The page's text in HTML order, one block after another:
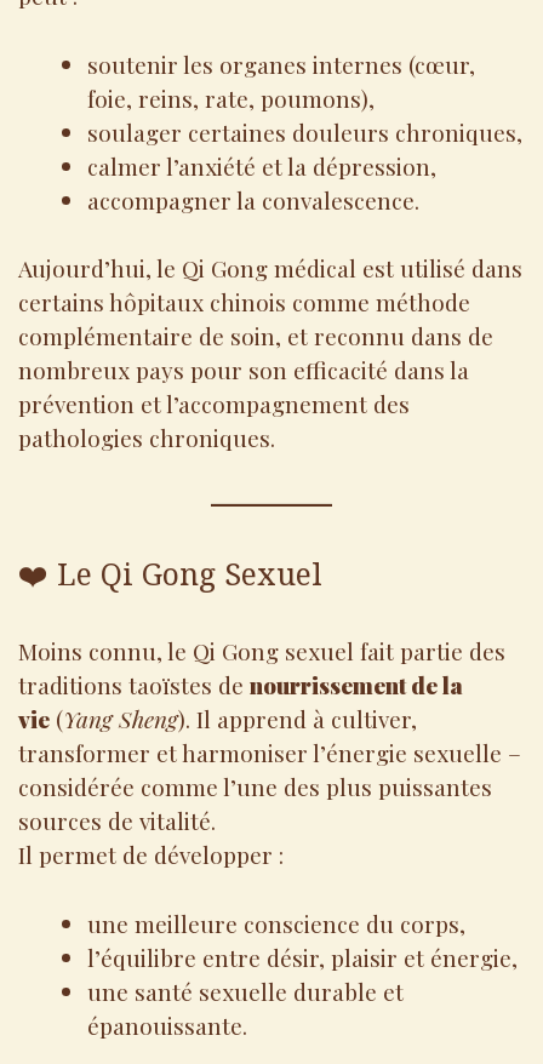
soutenir les organes internes (cœur,
foie, reins, rate, poumons),
soulager certaines douleurs chroniques,
calmer l’anxiété et la dépression,
accompagner la convalescence.
Aujourd’hui, le Qi Gong médical est utilisé dans
certains hôpitaux chinois comme méthode
complémentaire de soin, et reconnu dans de
nombreux pays pour son efficacité dans la
prévention et l’accompagnement des
pathologies chroniques.
❤️ Le Qi Gong Sexuel
Moins connu, le Qi Gong sexuel fait partie des
traditions taoïstes de nourrissement de la
vie (Yang Sheng). Il apprend à cultiver,
transformer et harmoniser l’énergie sexuelle –
considérée comme l’une des plus puissantes
sources de vitalité.
Il permet de développer :
une meilleure conscience du corps,
l’équilibre entre désir, plaisir et énergie,
une santé sexuelle durable et
épanouissante.